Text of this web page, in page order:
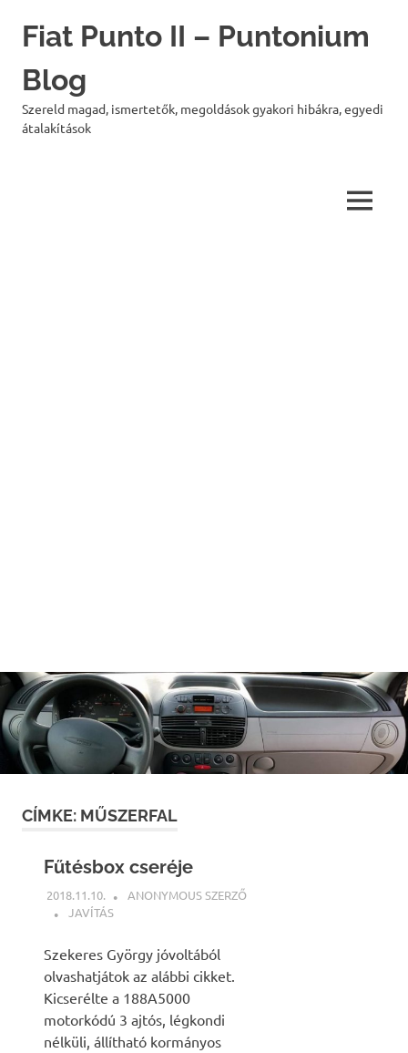
Fiat Punto II – Puntonium
Blog
Szereld magad, ismertetők, megoldások gyakori hibákra, egyedi
átalakítások
MENU
CÍMKE: MŰSZERFAL
Fűtésbox cseréje
2018.11.10.
ANONYMOUS SZERZŐ
JAVÍTÁS
Szekeres György jóvoltából
olvashatjátok az alábbi cikket.
Kicserélte a 188A5000
motorkódú 3 ajtós, légkondi
nélküli, állítható kormányos